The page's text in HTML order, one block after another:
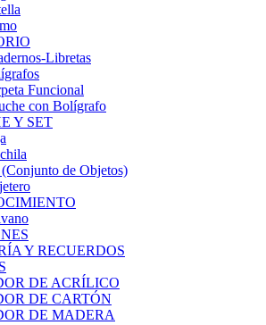
Libretas
Funcional
con Bolígrafo
Y SET
(Conjunto de Objetos)
Y RECUERDOS
DE ACRÍLICO
DE CARTÓN
DE MADERA